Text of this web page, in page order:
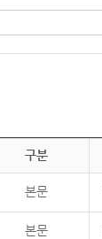
구분
본문
본문